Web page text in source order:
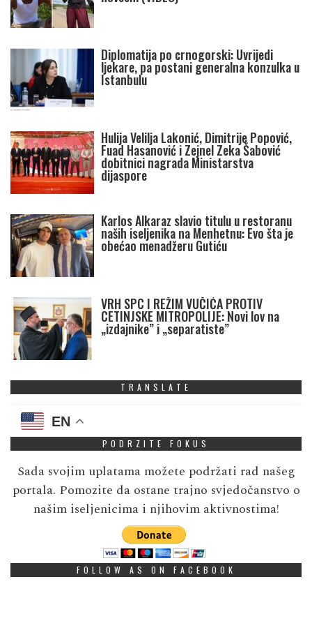
Diplomatija po crnogorski: Uvrijedi
ljekare, pa postani generalna konzulka u
Istanbulu
Hulija Velilja Lakonić, Dimitrije Popović,
Fuad Hasanović i Zejnel Zeka Šabović
dobitnici nagrada Ministarstva
dijaspore
Karlos Alkaraz slavio titulu u restoranu
naših iseljenika na Menhetnu: Evo šta je
obećao menadžeru Gutiću
VRH SPC I REŽIM VUČIĆA PROTIV
CETINJSKE MITROPOLIJE: Novi lov na
„izdajnike” i „separatiste”
TRANSLATE
EN
PODRZITE FOKUS
Sada svojim uplatama možete podržati rad našeg
portala. Pomozite da ostane trajno svjedočanstvo o
našim iseljenicima i njihovim aktivnostima!
FOLLOW AS ON FACEBOOK